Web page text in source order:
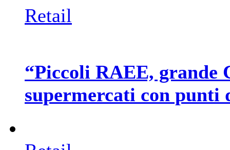
Retail
“Piccoli RAEE, grande
supermercati con punti